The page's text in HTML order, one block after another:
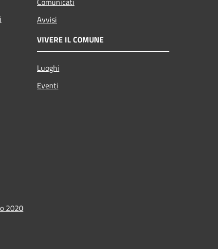
Avvisi
VIVERE IL COMUNE
Luoghi
Eventi
2020